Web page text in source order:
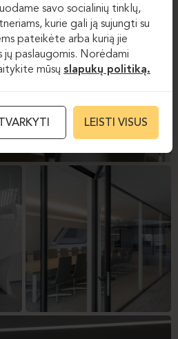
savo socialinių tinklų,
kurie gali ją sujungti su
pateikėte arba kurią jie
jų paslaugomis. Norėdami
mūsų slapukų politiką.
TVARKYTI LEISTI VISUS